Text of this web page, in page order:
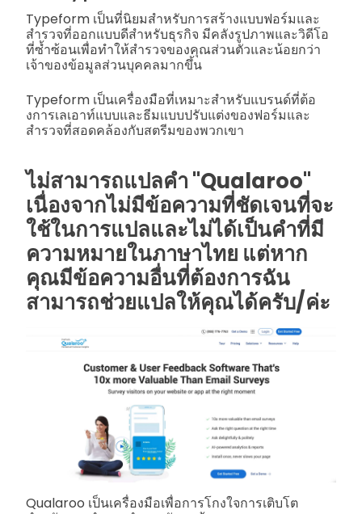
Typeform เป็นที่นิยมสำหรับการสร้างแบบฟอร์มและ
สำรวจที่ออกแบบดีสำหรับธุรกิจ มีคลังรูปภาพและวิดีโอ
ที่ซ้ำซ้อนเพื่อทำให้สำรวจของคุณส่วนตัวและน้อยกว่า
เจ้าของข้อมูลส่วนบุคคลมากขึ้น
Typeform เป็นเครื่องมือที่เหมาะสำหรับแบรนด์ที่ต้อ
งการเลเอาท์แบบและธีมแบบปรับแต่งของฟอร์มและ
สำรวจที่สอดคล้องกับสตรีมของพวกเขา
ไม่สามารถแปลคำ "Qualaroo"
เนื่องจากไม่มีข้อความที่ชัดเจนที่จะ
ใช้ในการแปลและไม่ได้เป็นคำที่มี
ความหมายในภาษาไทย แต่หาก
คุณมีข้อความอื่นที่ต้องการฉัน
สามารถช่วยแปลให้คุณได้ครับ/ค่ะ
Qualaroo เป็นเครื่องมือเพื่อการโกงใจการเติบโต